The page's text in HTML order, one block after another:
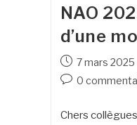
NAO
d’une
7 mars 2025
0
Chers